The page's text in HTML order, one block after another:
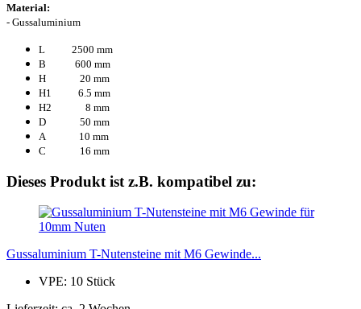
Material:
- Gussaluminium
L 2500 mm
B 600 mm
H 20 mm
H1 6.5 mm
H2 8 mm
D 50 mm
A 10 mm
C 16 mm
Dieses Produkt ist z.B. kompatibel zu:
Gussaluminium T-Nutensteine mit M6 Gewinde...
VPE: 10 Stück